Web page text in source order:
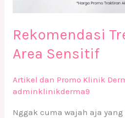
Rekomendasi
Area Sensitif
Artikel dan Promo Klinik
adminklinikderma9
Nggak cuma wajah aja yang